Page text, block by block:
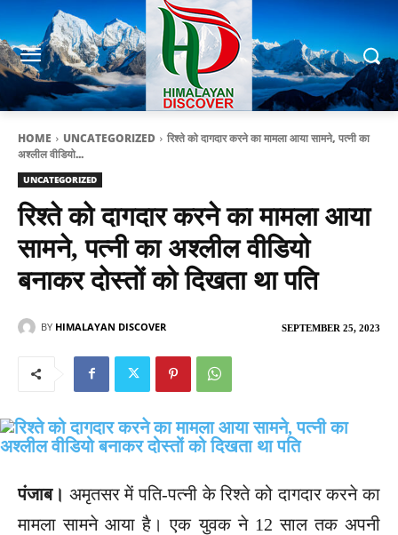
HOME UNCATEGORIZED
रिश्ते को दागदार करने का मामला आया सामने, पत्नी का
अश्लील वीडियो...
UNCATEGORIZED
रिश्ते को दागदार करने का मामला आया
सामने, पत्नी का अश्लील वीडियो
बनाकर दोस्तों को दिखता था पति
SEPTEMBER 25, 2023
BY HIMALAYAN DISCOVER
पंजाब। अमृतसर में पति-पत्नी के रिश्ते को दागदार करने का
मामला सामने आया है। एक युवक ने 12 साल तक अपनी